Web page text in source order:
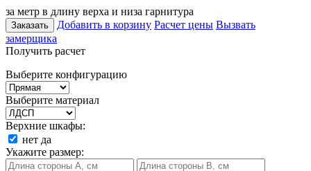
за метр в длину верха и низа гарнитура
Заказать Добавить в корзину Расчет цены Вызвать
замерщика
Получить расчет
Выберите конфигурацию
Выберите материал
Верхние шкафы:
нет да
Укажите размер: